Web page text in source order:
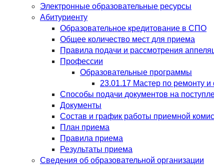
Электронные образовательные ресурсы
Абитуриенту
Образовательное кредитование в СПО
Общее количество мест для приема
Правила подачи и рассмотрения
Профессии
Образовательные программы
23.01.17 Мастер по ремонту
Способы подачи документов на
Документы
Состав и график работы приемной
План приема
Правила приема
Результаты приема
Сведения об образовательной организации